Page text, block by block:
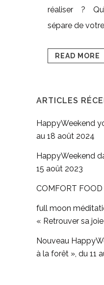
réaliser ?
sépare de
READ MORE
ARTICLES
HappyWeekend
au 18 août 2024
HappyWeekend
15 août 2023
COMFORT
full moon
« Retrouver sa
Nouveau
à la forêt », du 11